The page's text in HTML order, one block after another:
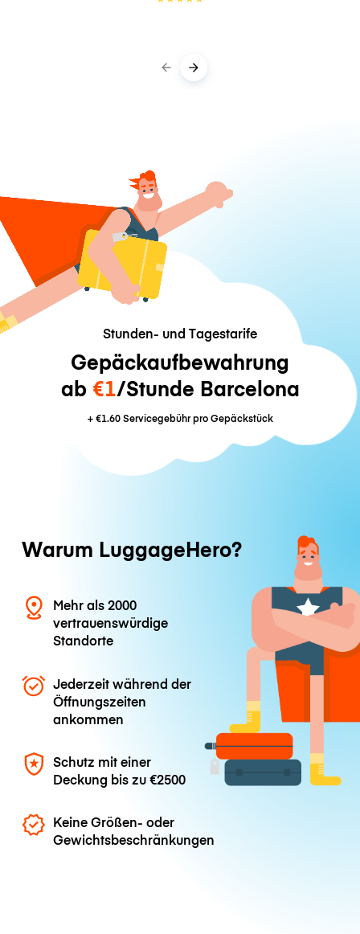
Stunden- und Tagestarife
Gepäckaufbewahrung
ab €1/Stunde Barcelona
+€1.60Servicegebühr pro Gepäckstück
Warum LuggageHero?
Mehr als 2000
vertrauenswürdige
Standorte
Jederzeit während der
Öffnungszeiten
ankommen
Schutz mit einer
Deckung bis zu€2500
Keine Größen- oder
Gewichtsbeschränkungen